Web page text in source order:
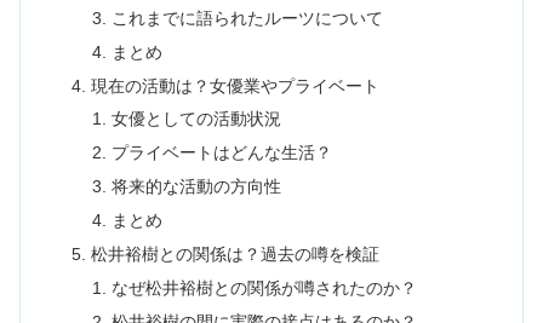
これまでに語られたルーツについて
まとめ
現在の活動は？女優業やプライベート
女優としての活動状況
プライベートはどんな生活？
将来的な活動の方向性
まとめ
松井裕樹との関係は？過去の噂を検証
なぜ松井裕樹との関係が噂されたのか？